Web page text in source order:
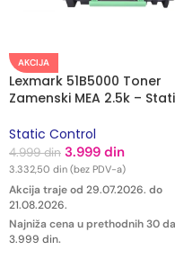
AKCIJA
Lexmark 51B5000 Toner
Zamenski MEA 2.5k –
Static Control
4.999din 3.999 din
3.332,50 din (bez PDV-a)
Akcija traje od 29.07.2026. do
21.08.2026.
Najniža cena u prethodnih 30
3.999 din.